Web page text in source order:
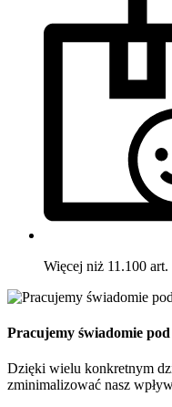
Więcej niż 11.100 art.
Pracujemy świadomie
Dzięki wielu konkretnym
zminimalizować nasz